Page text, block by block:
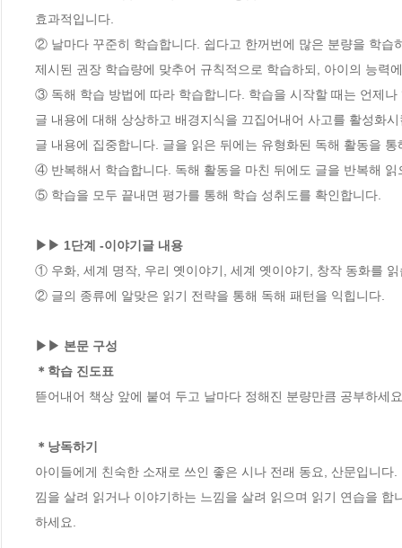
효과적입니다.
② 날마다 꾸준히 학습합니다. 쉽다고 한꺼번에 많은 분량을 학습
제시된 권장 학습량에 맞추어 규칙적으로 학습하되, 아이의 능력
③ 독해 학습 방법에 따라 학습합니다. 학습을 시작할 때는 언제나
글 내용에 대해 상상하고 배경지식을 끄집어내어 사고를 활성화
글 내용에 집중합니다. 글을 읽은 뒤에는 유형화된 독해 활동을
④ 반복해서 학습합니다. 독해 활동을 마친 뒤에도 글을 반복해
⑤ 학습을 모두 끝내면 평가를 통해 학습 성취도를 확인합니다.
▶▶ 1단계 -이야기글 내용
① 우화, 세계 명작, 우리 옛이야기, 세계 옛이야기, 창작 동화를 읽
② 글의 종류에 알맞은 읽기 전략을 통해 독해 패턴을 익힙니다.
▶▶ 본문 구성
＊학습 진도표
뜯어내어 책상 앞에 붙여 두고 날마다 정해진 분량만큼 공부하
＊낭독하기
아이들에게 친숙한 소재로 쓰인 좋은 시나 전래 동요, 산문입니
낌을 살려 읽거나 이야기하는 느낌을 살려 읽으며 읽기 연습을
하세요.